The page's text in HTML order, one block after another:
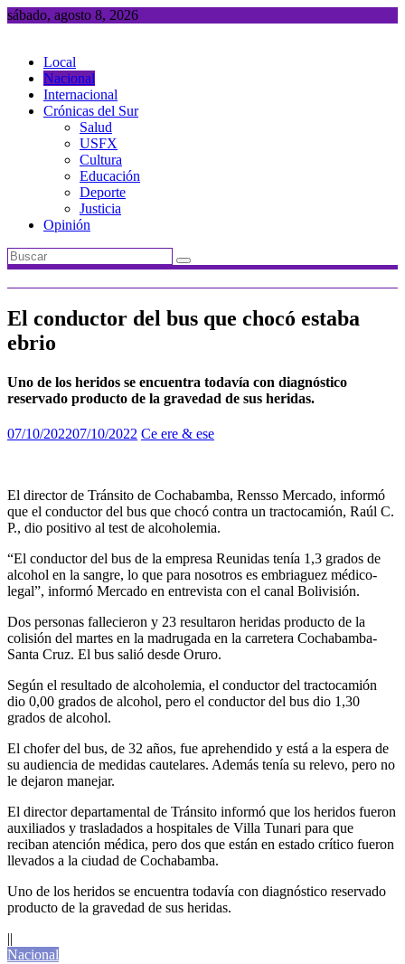
Saltar
sábado, agosto 8, 2026
Local
Nacional
Internacional
Crónicas del Sur
Salud
USFX
Cultura
Educación
Deporte
Justicia
Opinión
El conductor del bus que chocó estaba
ebrio
Uno de los heridos se encuentra todavía con diagnóstico
reservado producto de la gravedad de sus heridas.
07/10/202207/10/2022 Ce ere & ese
El director de Tránsito de Cochabamba, Rensso Mercado, informó
que el conductor del bus que chocó contra un tractocamión, Raúl C.
P., dio positivo al test de alcoholemia.
“El conductor del bus de la empresa Reunidas tenía 1,3 grados de
alcohol en la sangre, lo que para nosotros es embriaguez médico-
legal”, informó Mercado en entrevista con el canal Bolivisión.
Dos personas fallecieron y 23 resultaron heridas producto de la
colisión del martes en la madrugada en la carretera Cochabamba-
Santa Cruz. El bus salió desde Oruro.
Según el resultado de alcoholemia, el conductor del tractocamión
dio 0,00 grados de alcohol, pero el conductor del bus dio 1,30
grados de alcohol.
El chofer del bus, de 32 años, fue aprehendido y está a la espera de
su audiencia de medidas cautelares. Además tenía su relevo, pero no
le dejaron manejar.
El director departamental de Tránsito informó que los heridos fueron
auxiliados y trasladados a hospitales de Villa Tunari para que
reciban atención médica, pero dos que están en estado crítico fueron
llevados a la ciudad de Cochabamba.
Uno de los heridos se encuentra todavía con diagnóstico reservado
producto de la gravedad de sus heridas.
||
Nacional